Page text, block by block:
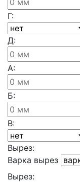
Г:
Д:
А:
Б:
В:
Вырез:
Варка вырез
Вырез: